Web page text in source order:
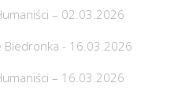
– 02.03.2026
Biedronka - 16.03.2026
– 16.03.2026